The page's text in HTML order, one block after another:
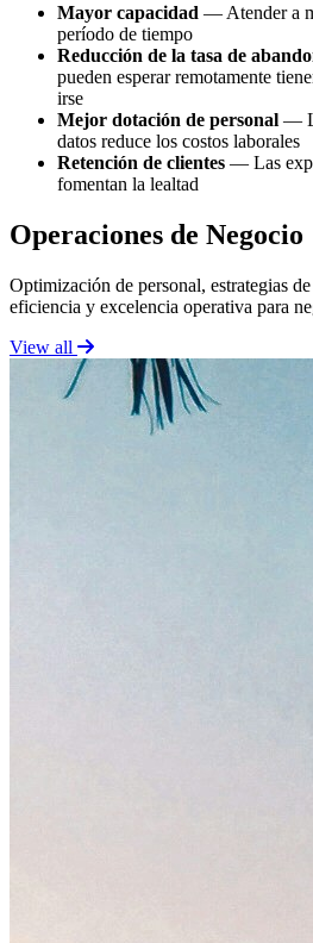
Mayor capacidad — Atender a
período de tiempo
Reducción de la tasa de
pueden esperar remotamente
irse
Mejor dotación de personal —
datos reduce los costos laborales
Retención de clientes — Las
fomentan la lealtad
Operaciones de Negocio
Optimización de personal, estrategias
eficiencia y excelencia operativa para
View all